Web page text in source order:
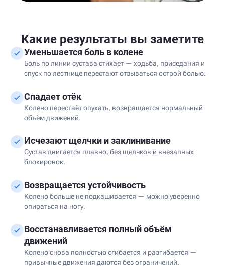
Какие результаты вы заметите
Уменьшается боль в колене
Боль по линии сустава стихает — ходьба, приседания и
спуск по лестнице перестают отзываться острой болью.
Спадает отёк
Колено перестаёт опухать, возвращается нормальный
объём движений.
Исчезают щелчки и заклинивание
Сустав двигается плавно, без щелчков и внезапных
блокировок.
Возвращается устойчивость
Колено больше не подкашивается — можно уверенно
опираться на ногу.
Восстанавливается полный объём
движений
Колено снова полностью сгибается и разгибается —
привычные движения даются без ограничений.